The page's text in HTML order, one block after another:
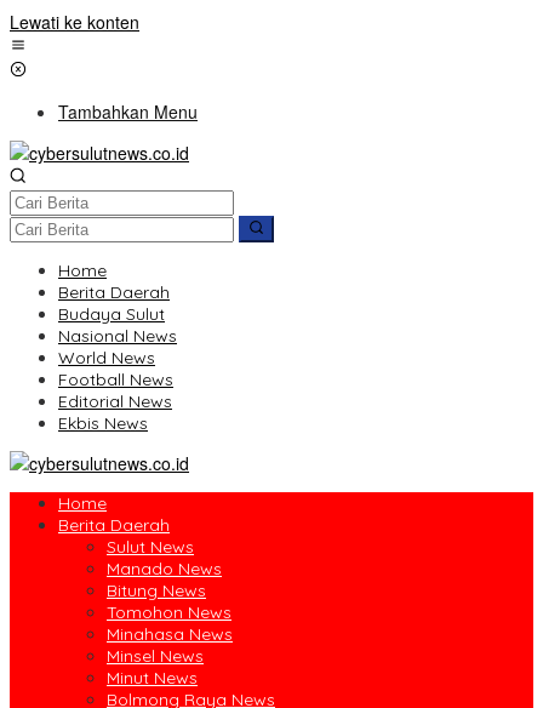
Lewati ke konten
Tambahkan Menu
Home
Berita Daerah
Budaya Sulut
Nasional News
World News
Football News
Editorial News
Ekbis News
Home
Berita Daerah
Sulut News
Manado News
Bitung News
Tomohon News
Minahasa News
Minsel News
Minut News
Bolmong Raya News